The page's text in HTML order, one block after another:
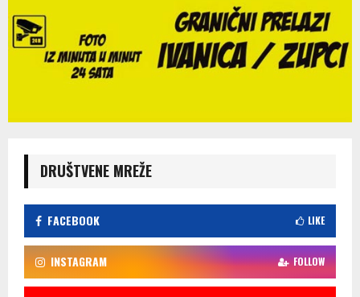
DRUŠTVENE MREŽE
FACEBOOK LIKE
INSTAGRAM FOLLOW